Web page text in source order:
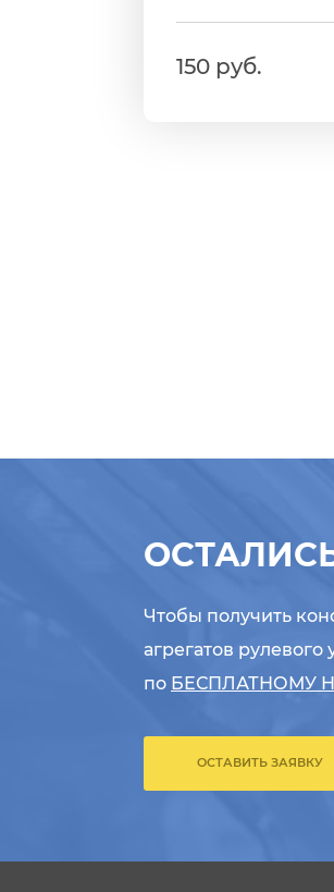
150 руб.
Чтобы получить
агрегатов
по БЕСПЛАТНОМУ
ОСТАВИТЬ ЗАЯВКУ